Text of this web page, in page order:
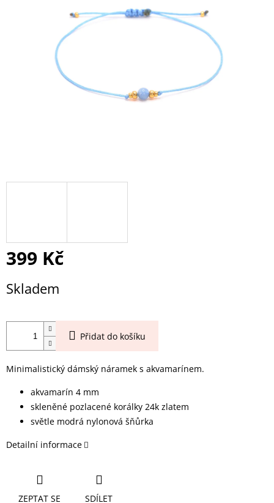
399 Kč
cena:
Skladem
Přidat do košíku
Minimalistický dámský náramek s akvamarínem.
akvamarín 4 mm
skleněné pozlacené korálky 24k zlatem
světle modrá nylonová šňůrka
Detailní informace
ZEPTAT SE SDÍLET